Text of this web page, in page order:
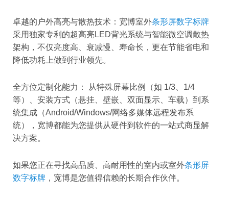
卓越的户外高亮与散热技术：宽博室外条形屏数字标牌
采用独家专利的超高亮LED背光系统与智能微空调散热
架构，不仅亮度高、衰减慢、寿命长，更在节能省电和
降低功耗上做到行业领先。
全方位定制化能力： 从特殊屏幕比例（如 1/3、1/4
等）、安装方式（悬挂、壁嵌、双面显示、车载）到系
统集成（Android/Windows/网络多媒体远程发布系
统），宽博都能为您提供从硬件到软件的一站式商显解
决方案。
如果您正在寻找高品质、高耐用性的室内或室外条形屏
数字标牌 ，宽博是您值得信赖的长期合作伙伴。